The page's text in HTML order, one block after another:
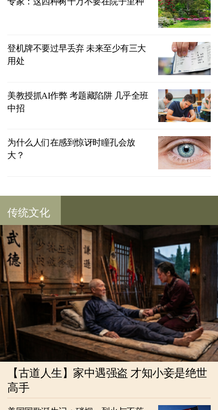
登机牌不要过早丢弃 未来至少有三大
用处
美教授抓AI作弊 考题藏陷阱 几乎全班
中招
为什么人们在感到惊讶时瞳孔会放
大？
传统文化
【古道人生】家中遇强盗 才知小妾是绝世
高手